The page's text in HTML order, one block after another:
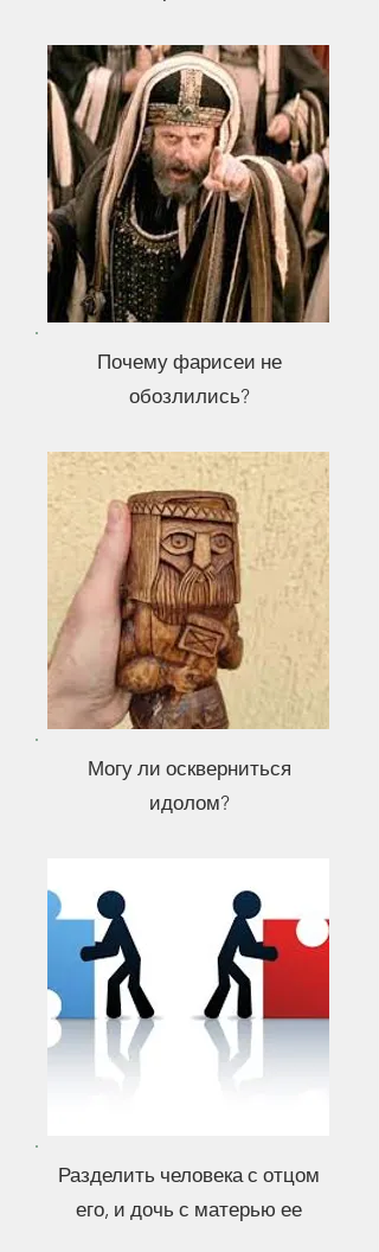
Почему фарисеи не
обозлились?
Могу ли оскверниться
идолом?
Разделить человека с отцом
его, и дочь с матерью ее